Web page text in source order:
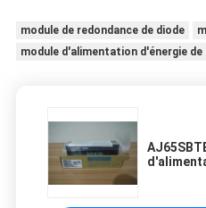
module de redondance de diode
module d'alimentation d'énergie de